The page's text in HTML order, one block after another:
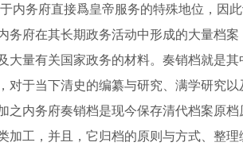
内务府直接爲皇帝服务的特殊地位，因此
务府在其长期政务活动中形成的大量档案
大量有关国家政务的材料。奏销档就是其
对于当下清史的编纂与研究、满学研究以
之内务府奏销档是现今保存清代档案原档
加工，并且，它归档的原则与方式、整理